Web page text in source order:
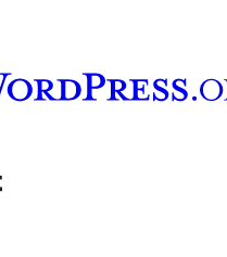
channel
Tumblr account